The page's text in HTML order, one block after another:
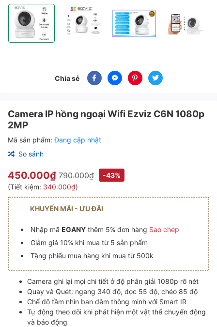
Camera IP hồng ngoại Wifi Ezviz C6N 1080p 2MP
Camera IP hồng ngoại Wifi Ezviz C6N 1080p 2MP
Camera IP hồng ngoại Wifi
Chia sẻ
Camera IP hồng ngoại Wifi Ezviz C6N 1080p
2MP
Mã sản phẩm:Đang cập nhật
So sánh
450.000₫ 790.000₫
-43%
(Tiết kiệm: 340.000₫)
KHUYẾN MÃI - ƯU ĐÃI
Nhập mã EGANYthêm 5% đơn hàng Sao chép
Giảm giá 10% khi mua từ 5 sản phẩm
Tặng phiếu mua hàng khi mua từ 500k
Camera ghi lại mọi chi tiết ở độ phân giải 1080p rõ nét
Quay và Quét: ngang 340 độ, dọc 55 độ, chéo 85 độ
Chế độ tầm nhìn ban đêm thông minh với Smart IR
Tự động theo dõi khi phát hiện một vật thể chuyển động
và báo động